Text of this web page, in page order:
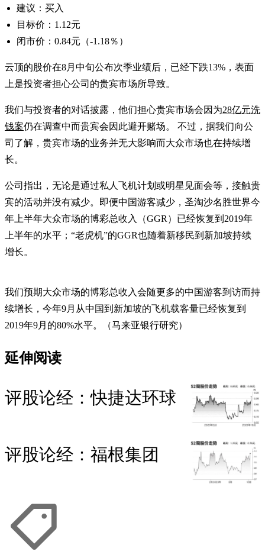
建议：买入
目标价：1.12元
闭市价：0.84元（-1.18％）
云顶的股价在8月中旬公布次季业绩后，已经下跌13%，表面
上是投资者担心公司的贵宾市场所导致。
我们与投资者的对话披露，他们担心贵宾市场会因为28亿元洗
钱案仍在调查中而贵宾会因此避开赌场。 不过，据我们向公
司了解，贵宾市场的业务并无大影响而大众市场也在持续增
长。
公司指出，无论是通过私人飞机计划或明星见面会等，接触贵
宾的活动并没有减少。即便中国游客减少，圣淘沙名胜世界今
年上半年大众市场的博彩总收入（GGR）已经恢复到2019年
上半年的水平；“老虎机”的GGR也随着新移民到新加坡持续
增长。
我们预期大众市场的博彩总收入会随更多的中国游客到访而持
续增长，今年9月从中国到新加坡的飞机载客量已经恢复到
2019年9月的80%水平。（马来亚银行研究）
延伸阅读
评股论经：快捷达环球
评股论经：福根集团